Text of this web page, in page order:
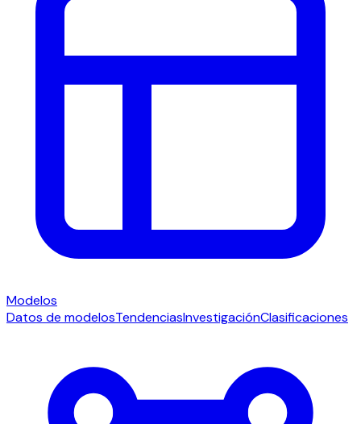
Modelos
Datos de modelosTendenciasInvestigaciónClasificaciones